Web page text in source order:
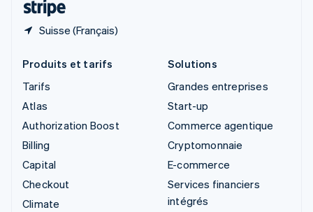
Suisse (Français)
Produits et tarifs
Tarifs
Atlas
Authorization Boost
Billing
Capital
Checkout
Climate
Solutions
Grandes entreprises
Start-up
Commerce agentique
Cryptomonnaie
E-commerce
Services financiers
intégrés